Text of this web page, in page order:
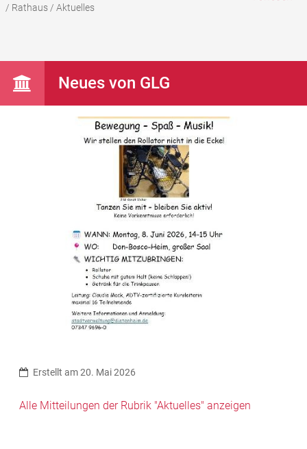
/ Rathaus/ Aktuelles
Neues von GLG
Erstellt am 20. Mai 2026
Alle Mitteilungen der Rubrik "Aktuelles" anzeigen